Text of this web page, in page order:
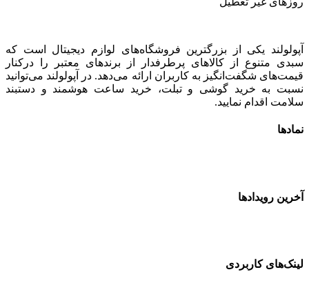
یکی از بزرگترین فروشگاه‌های لوازم دیجیتال است که
متنوع از کالاهای پرطرفدار از برندهای معتبر را درکنار
شگفت‌انگیز به کاربران ارائه می‌دهد. در آپولولند می‌توانید
به خرید گوشی و تبلت، خرید ساعت هوشمند و دستبند
اقدام نمایید.
رویدادها
کاربردی